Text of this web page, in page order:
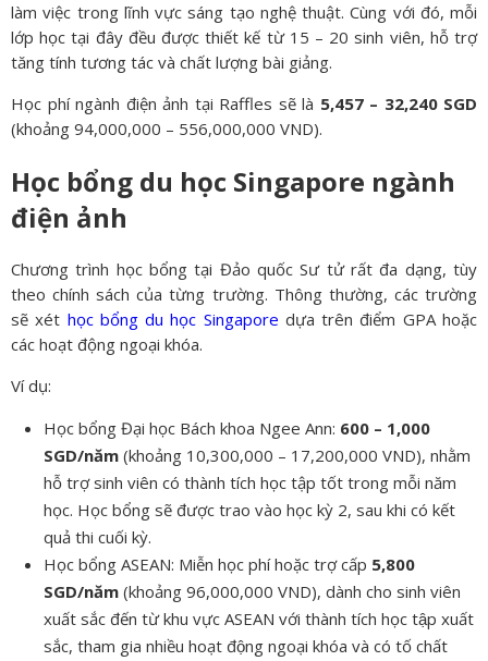
làm việc trong lĩnh vực sáng tạo nghệ thuật. Cùng với đó, mỗi
lớp học tại đây đều được thiết kế từ 15 – 20 sinh viên, hỗ trợ
tăng tính tương tác và chất lượng bài giảng.
Học phí ngành điện ảnh tại Raffles sẽ là 5,457 – 32,240 SGD
(khoảng 94,000,000 – 556,000,000 VND).
Học bổng du học Singapore ngành
điện ảnh
Chương trình học bổng tại Đảo quốc Sư tử rất đa dạng, tùy
theo chính sách của từng trường. Thông thường, các trường
sẽ xét học bổng du học Singapore dựa trên điểm GPA hoặc
các hoạt động ngoại khóa.
Ví dụ:
Học bổng Đại học Bách khoa Ngee Ann: 600 – 1,000
SGD/năm (khoảng 10,300,000 – 17,200,000 VND), nhằm
hỗ trợ sinh viên có thành tích học tập tốt trong mỗi năm
học. Học bổng sẽ được trao vào học kỳ 2, sau khi có kết
quả thi cuối kỳ.
Học bổng ASEAN: Miễn học phí hoặc trợ cấp 5,800
SGD/năm (khoảng 96,000,000 VND), dành cho sinh viên
xuất sắc đến từ khu vực ASEAN với thành tích học tập xuất
sắc, tham gia nhiều hoạt động ngoại khóa và có tố chất